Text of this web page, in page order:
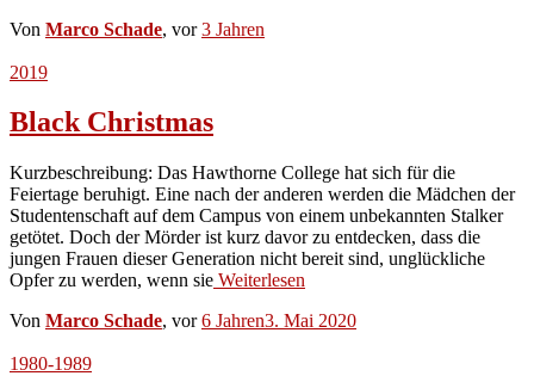
Von Marco Schade, vor3 Jahren
2019
Black Christmas
Kurzbeschreibung: Das Hawthorne College hat sich für die
Feiertage beruhigt. Eine nach der anderen werden die Mädchen der
Studentenschaft auf dem Campus von einem unbekannten Stalker
getötet. Doch der Mörder ist kurz davor zu entdecken, dass die
jungen Frauen dieser Generation nicht bereit sind, unglückliche
Opfer zu werden, wenn sie Weiterlesen
Von Marco Schade, vor6 Jahren3. Mai 2020
1980-1989